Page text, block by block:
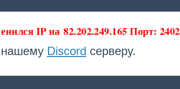
IP на82.202.249.165 Порт: 2402
нашему Discord серверу.